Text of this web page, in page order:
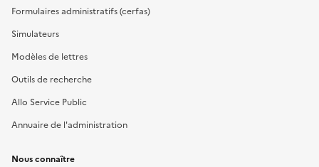
Formulaires administratifs (cerfas)
Simulateurs
Modèles de lettres
Outils de recherche
Allo Service Public
Annuaire de l'administration
Nous connaître